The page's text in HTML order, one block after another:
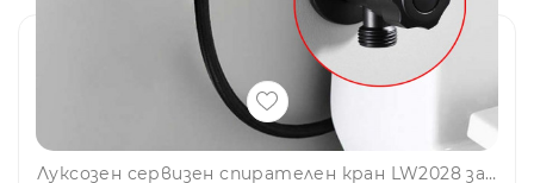
Луксозен сервизен спирателен кран LW2028 за студена вода - ретро, черен мат